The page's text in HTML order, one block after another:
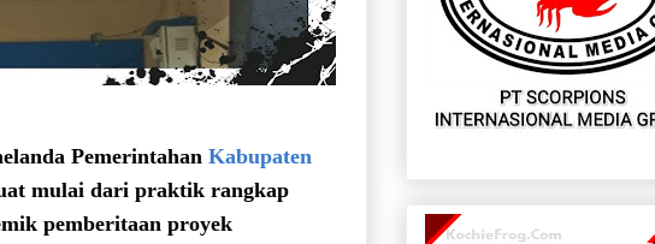
Pemerintahan Kabupaten
mulai dari praktik rangkap
pemberitaan proyek